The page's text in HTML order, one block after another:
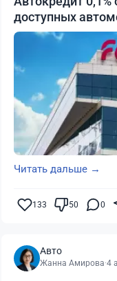
доступных
Читать дальше →
133 50 0
Авто
Жанна Амирова·4